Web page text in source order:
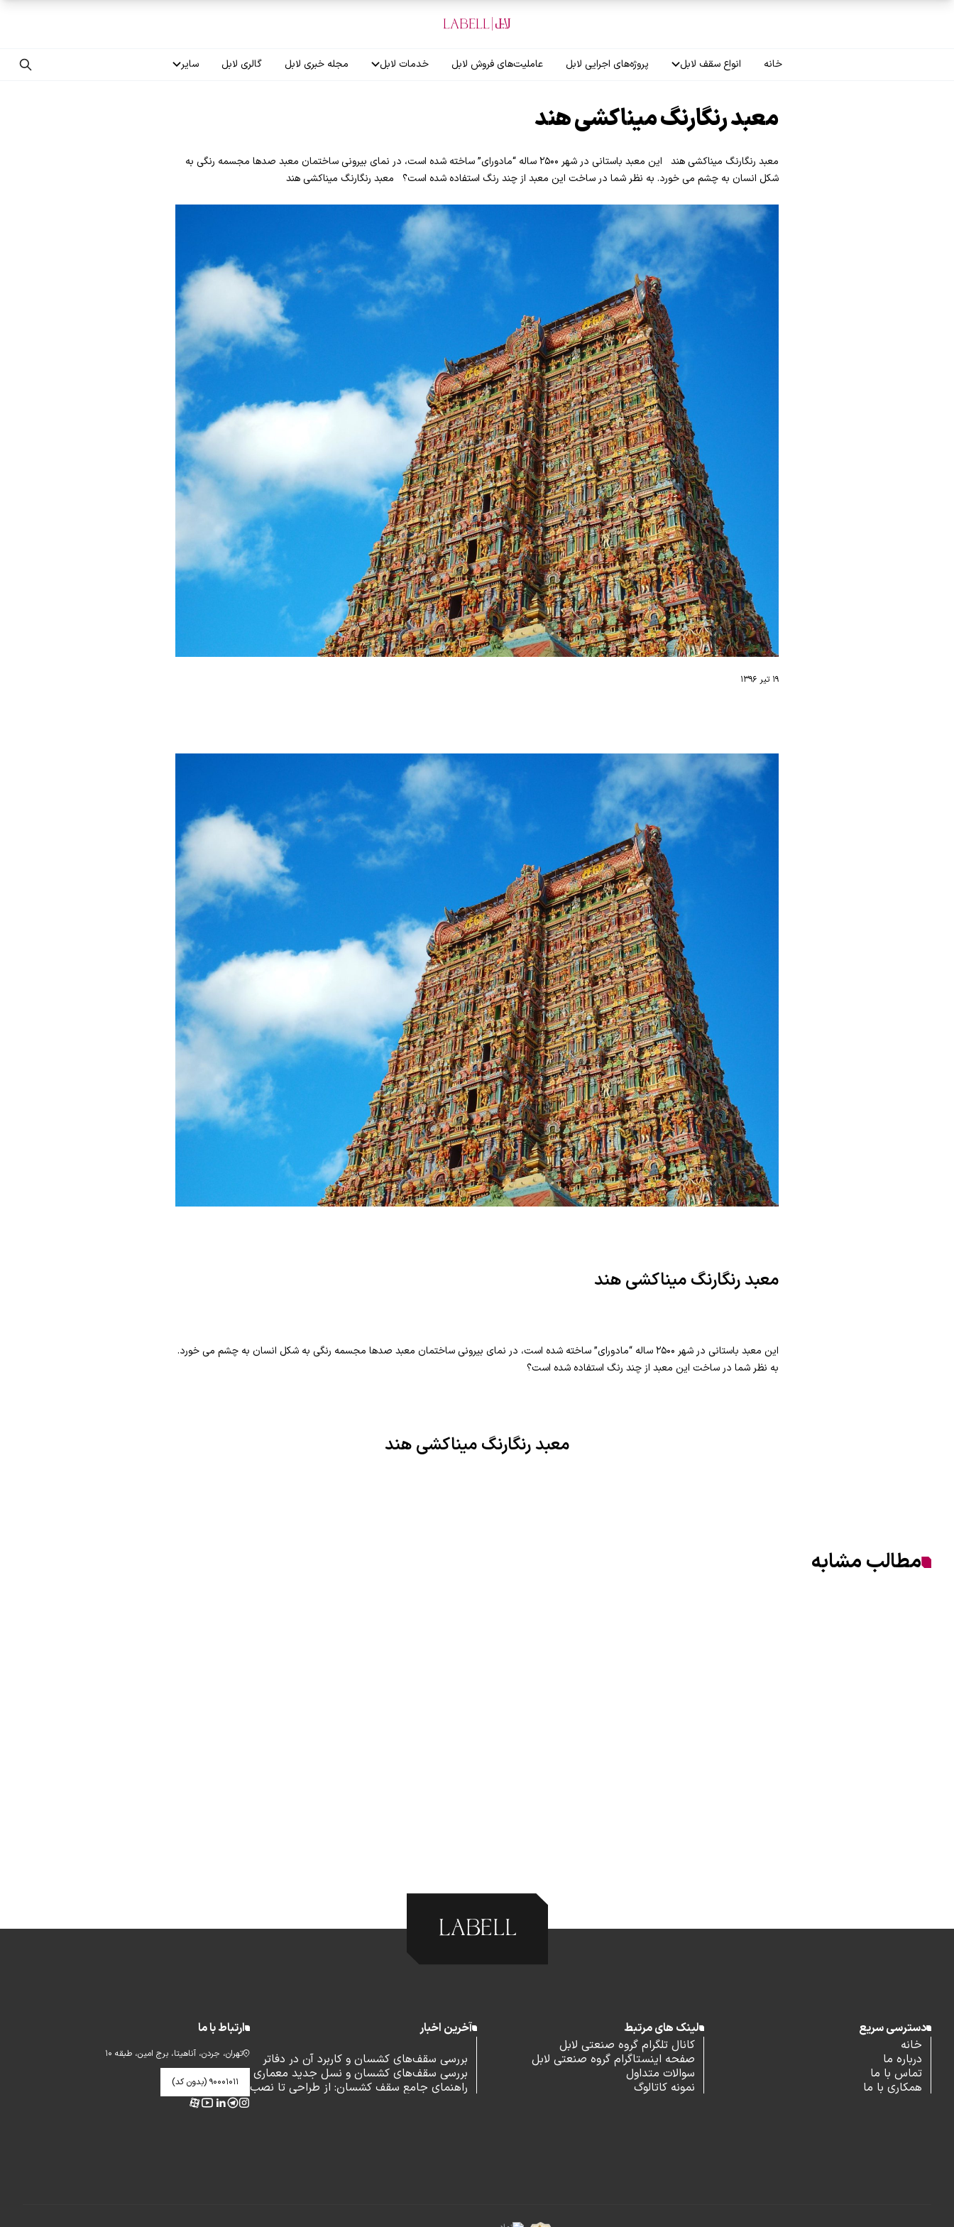
خانه انواع سقف لابل
سقف لاکر
سقف گلکسی
سقف ترنسپرنت
سقف مات
پروژه‌های اجرایی لابل عاملیت‌های فروش لابل خدمات لابل مجله خبری لابل گالری لابل سایر
فرصت‌های شغلی
معبد رنگارنگ میناکشی هند
معبد رنگارنگ میناکشی هند این معبد باستانی در شهر ۲۵۰۰ ساله “مادورای” ساخته شده است، در نمای بیرونی ساختمان معبد صدها مجسمه رنگی به
شکل انسان به چشم می خورد. به نظر شما در ساخت این معبد از چند رنگ استفاده شده است؟ معبد رنگارنگ میناکشی هند
۱۹ تیر ۱۳۹۶
معبد رنگارنگ میناکشی هند
این معبد باستانی در شهر ۲۵۰۰ ساله “مادورای” ساخته شده است، در نمای بیرونی ساختمان معبد صدها مجسمه رنگی به شکل انسان به چشم می خورد.
به نظر شما در ساخت این معبد از چند رنگ استفاده شده است؟
معبد رنگارنگ میناکشی هند
مطالب مشابه
دسترسی سریع
خانه
درباره ما
تماس با ما
همکاری با ما
لینک های مرتبط
کانال تلگرام گروه صنعتی لابل
صفحه اینستاگرام گروه صنعتی لابل
سوالات متداول
نمونه کاتالوگ
آخرین اخبار
بررسی سقف‌های کشسان و کاربرد آن در دفاتر
اداری
بررسی سقف‌های کشسان و نسل جدید معماری
راهنمای جامع سقف کشسان: از طراحی تا نصب
ارتباط با ما
تهران، جردن، آناهیتا، برج امین، طبقه ۱۰
۹۰۰۰۱۰۱۱ (بدون کد)